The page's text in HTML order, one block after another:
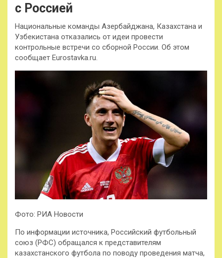
с Россией
Национальные команды Азербайджана, Казахстана и
Узбекистана отказались от идеи провести
контрольные встречи со сборной России. Об этом
сообщает Eurostavka.ru.
Фото: РИА Новости
По информации источника, Российский футбольный
союз (РФС) обращался к представителям
казахстанского футбола по поводу проведения матча,